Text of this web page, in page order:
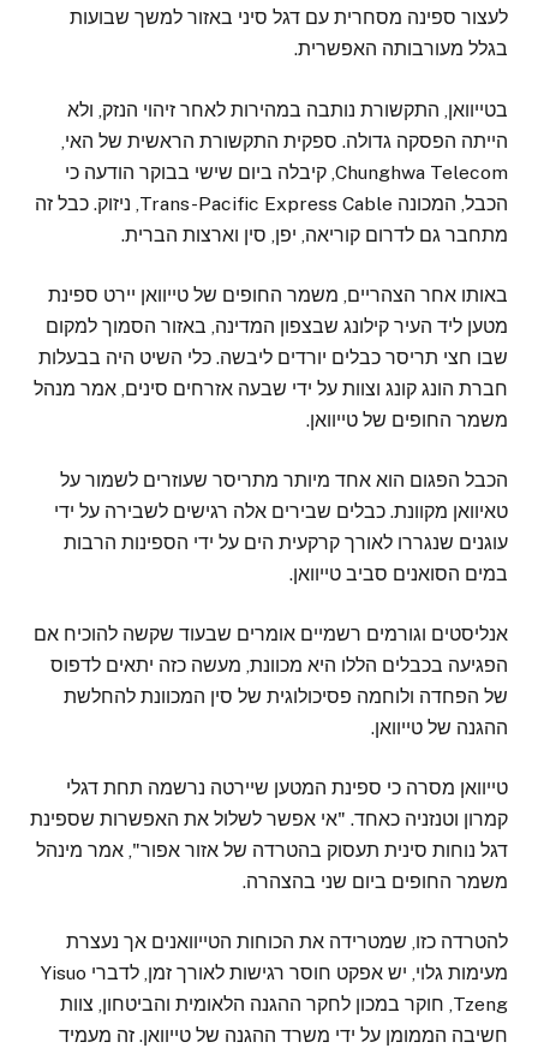
לעצור ספינה מסחרית עם דגל סיני באזור למשך שבועות
בגלל מעורבותה האפשרית.
בטייוואן, התקשורת נותבה במהירות לאחר זיהוי הנזק, ולא
הייתה הפסקה גדולה. ספקית התקשורת הראשית של האי,
Chunghwa Telecom, קיבלה ביום שישי בבוקר הודעה כי
הכבל, המכונה Trans-Pacific Express Cable, ניזוק. כבל זה
מתחבר גם לדרום קוריאה, יפן, סין וארצות הברית.
באותו אחר הצהריים, משמר החופים של טייוואן יירט ספינת
מטען ליד העיר קילונג שבצפון המדינה, באזור הסמוך למקום
שבו חצי תריסר כבלים יורדים ליבשה. כלי השיט היה בבעלות
חברת הונג קונג וצוות על ידי שבעה אזרחים סינים, אמר מנהל
משמר החופים של טייוואן.
הכבל הפגום הוא אחד מיותר מתריסר שעוזרים לשמור על
טאיוואן מקוונת. כבלים שבירים אלה רגישים לשבירה על ידי
עוגנים שנגררו לאורך קרקעית הים על ידי הספינות הרבות
במים הסואנים סביב טייוואן.
אנליסטים וגורמים רשמיים אומרים שבעוד שקשה להוכיח אם
הפגיעה בכבלים הללו היא מכוונת, מעשה כזה יתאים לדפוס
של הפחדה ולוחמה פסיכולוגית של סין המכוונת להחלשת
ההגנה של טייוואן.
טייוואן מסרה כי ספינת המטען שיירטה נרשמה תחת דגלי
קמרון וטנזניה כאחד. "אי אפשר לשלול את האפשרות שספינת
דגל נוחות סינית תעסוק בהטרדה של אזור אפור", אמר מינהל
משמר החופים ביום שני בהצהרה.
להטרדה כזו, שמטרידה את הכוחות הטייוואנים אך נעצרת
מעימות גלוי, יש אפקט חוסר רגישות לאורך זמן, לדברי Yisuo
Tzeng, חוקר במכון לחקר ההגנה הלאומית והביטחון, צוות
חשיבה הממומן על ידי משרד ההגנה של טייוואן. זה מעמיד